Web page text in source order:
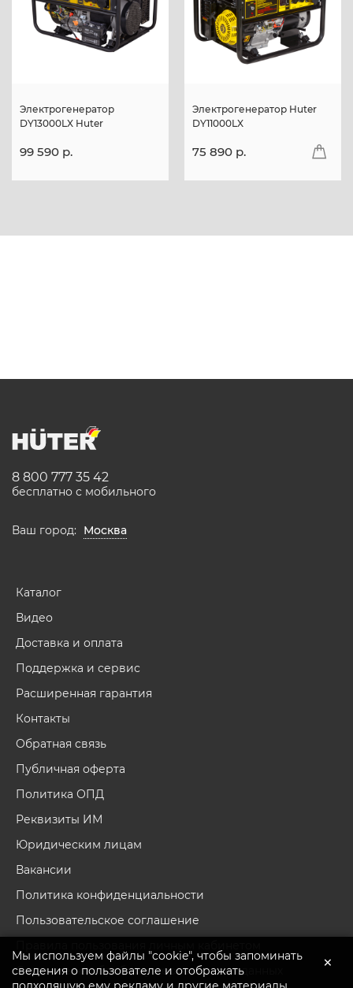
Электрогенератор
DY13000LX Huter
99 590 p.
Электрогенератор Huter
DY11000LX
75 890 p.
8 800 777 35 42
бесплатно с мобильного
Ваш город: Москва
Каталог
Видео
Доставка и оплата
Поддержка и сервис
Расширенная гарантия
Контакты
Обратная связь
Публичная оферта
Политика ОПД
Реквизиты ИМ
Юридическим лицам
Вакансии
Политика конфиденциальности
Пользовательское соглашение
Согласие на обработку персональных данных
Мы используем файлы "cookie", чтобы запоминать
сведения о пользователе и отображать
×